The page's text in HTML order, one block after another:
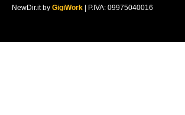
NewDir.it by GigiWork | P.IVA: 09975040016